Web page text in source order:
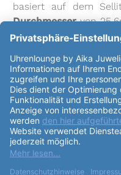
basiert auf dem
Durchmesservon
zu 38h und eine
pro Stunde. Das
Braun-Farbe
von Strichen
Leder und ist
gehalten. DieSchließe
verfügt über
Datumsanzeige,
Leuchtindizes,